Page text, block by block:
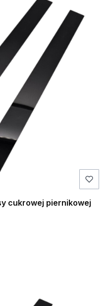
cukrowej piernikowej